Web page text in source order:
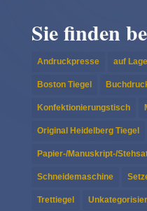
Sie finden
Andruckpresse auf
Boston Tiegel
Konfektionierungstisch
Original Heidelberg Tiegel
Papier-/Manuskript-/
Schneidemaschine
Trettiegel